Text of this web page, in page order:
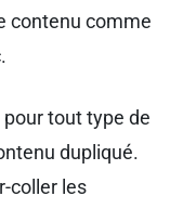
contenu comme
tout type de
dupliqué.
coller les